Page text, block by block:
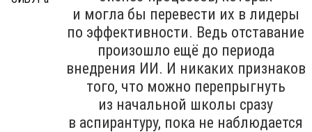
и могла бы перевести их в лидеры
по эффективности. Ведь отставание
произошло ещё до периода
внедрения ИИ. И никаких признаков
того, что можно перепрыгнуть
из начальной школы сразу
в аспирантуру, пока не наблюдается